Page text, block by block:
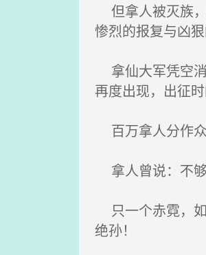
但拿人被灭族
惨烈的报复与凶狠
拿仙大军凭空
再度出现，出征
百万拿人分作众
拿人曾说：不够
只一个赤霓，
绝孙！